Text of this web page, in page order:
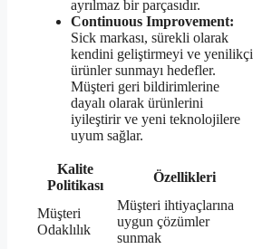
ayrılmaz bir parçasıdır.
Continuous Improvement:
Sick markası, sürekli olarak
kendini geliştirmeyi ve yenilikçi
ürünler sunmayı hedefler.
Müşteri geri bildirimlerine
dayalı olarak ürünlerini
iyileştirir ve yeni teknolojilere
uyum sağlar.
Kalite
Politikası
Özellikleri
Müşteri
Odaklılık
Müşteri ihtiyaçlarına
uygun çözümler
sunmak